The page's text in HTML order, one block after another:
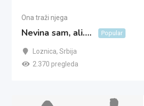
Ona traži njega
Nevina sam, ali…. Popular
Loznica, Srbija
2.370 pregleda